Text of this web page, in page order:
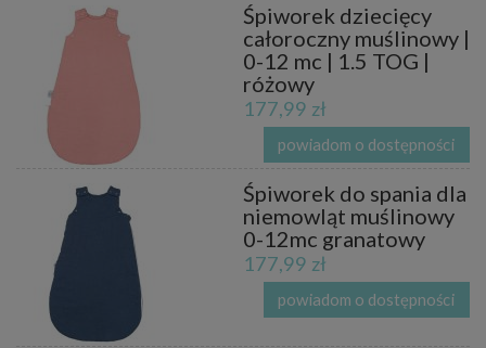
Śpiworek dziecięcy
całoroczny muślinowy |
0-12 mc | 1.5 TOG |
różowy
177,99 zł
powiadom o dostępności
Śpiworek do spania dla
niemowląt muślinowy
0-12mc granatowy
177,99 zł
powiadom o dostępności